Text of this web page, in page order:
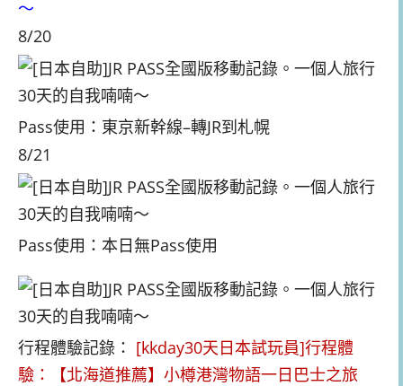
～
8/20
Pass使用：東京新幹線–轉JR到札幌
8/21
Pass使用：本日無Pass使用
行程體驗記錄： [kkday30天日本試玩員]行程體
驗：【北海道推薦】小樽港灣物語一日巴士之旅